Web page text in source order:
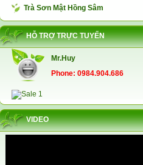
Trà Sơn Mật Hồng Sâm
HỖ TRỢ TRỰC TUYẾN
Mr.Huy
Phone: 0984.904.686
VIDEO